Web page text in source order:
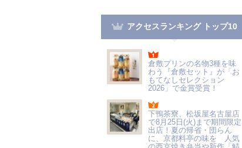
アクセスランキング トップ10
倉敷プリンの名物3種を味
わう『倉敷セット』が「お
もてなしセレクション
2026」で金賞受賞！
下鴨茶寮、松坂屋名古屋店
で8月25日(火)まで期間限定
出店！夏の帰省・団らん
に、京都料亭の味を 人気